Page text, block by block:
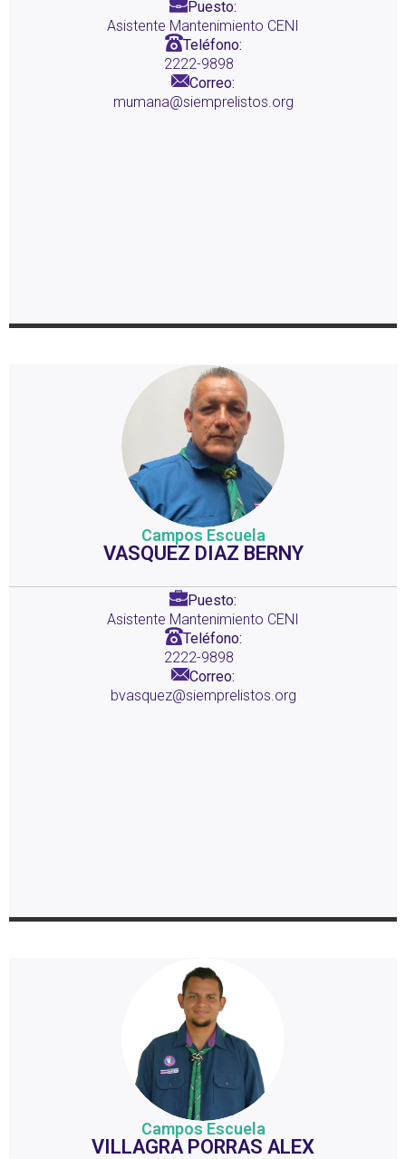
Puesto:
Asistente Mantenimiento CENI
Teléfono:
2222-9898
Correo:
mumana@siemprelistos.org
Campos Escuela
VASQUEZ DIAZ BERNY
Puesto:
Asistente Mantenimiento CENI
Teléfono:
2222-9898
Correo:
bvasquez@siemprelistos.org
Campos Escuela
VILLAGRA PORRAS ALEX